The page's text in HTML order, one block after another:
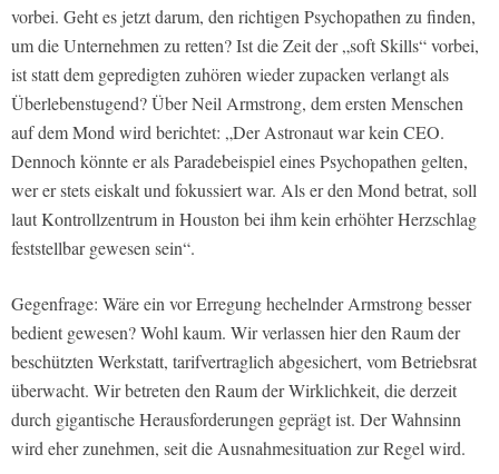
vorbei. Geht es jetzt darum, den richtigen Psychopathen zu finden,
um die Unternehmen zu retten? Ist die Zeit der „soft Skills“ vorbei,
ist statt dem gepredigten zuhören wieder zupacken verlangt als
Überlebenstugend? Über Neil Armstrong, dem ersten Menschen
auf dem Mond wird berichtet: „Der Astronaut war kein CEO.
Dennoch könnte er als Paradebeispiel eines Psychopathen gelten,
wer er stets eiskalt und fokussiert war. Als er den Mond betrat, soll
laut Kontrollzentrum in Houston bei ihm kein erhöhter Herzschlag
feststellbar gewesen sein“.
Gegenfrage: Wäre ein vor Erregung hechelnder Armstrong besser
bedient gewesen? Wohl kaum. Wir verlassen hier den Raum der
beschützten Werkstatt, tarifvertraglich abgesichert, vom Betriebsrat
überwacht. Wir betreten den Raum der Wirklichkeit, die derzeit
durch gigantische Herausforderungen geprägt ist. Der Wahnsinn
wird eher zunehmen, seit die Ausnahmesituation zur Regel wird.